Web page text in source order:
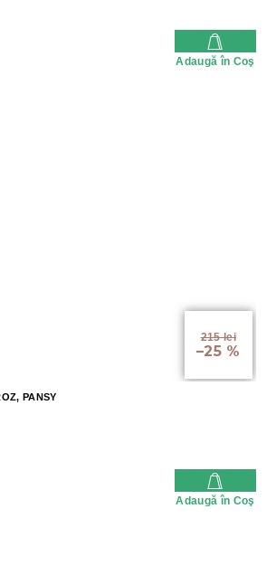
Adaugă în Coş
215 lei
–25 %
PANSY
Adaugă în Coş